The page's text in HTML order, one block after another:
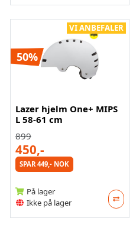
VI ANBEFALER
50%
Lazer hjelm One+ MIPS
L 58-61 cm
899
450,-
SPAR 449,- NOK
På lager
Ikke på lager